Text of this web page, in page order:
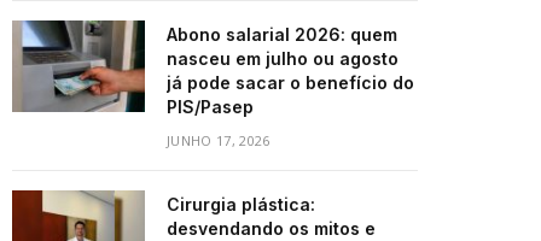
Abono salarial 2026: quem
nasceu em julho ou agosto
já pode sacar o benefício do
PIS/Pasep
JUNHO 17, 2026
Cirurgia plástica:
desvendando os mitos e